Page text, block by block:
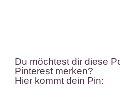
Du möchtest dir diese
Pinterest merken?
Hier kommt dein Pin: